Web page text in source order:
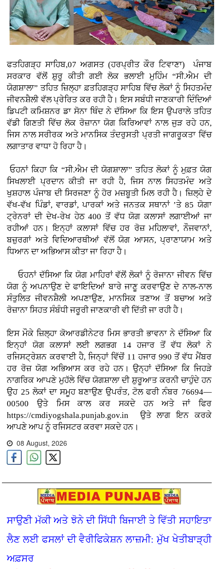
ਫਤਹਿਗੜ੍ਹ ਸਾਹਿਬ,07 ਅਗਸਤ (ਹਰਪ੍ਰੀਤ ਕੌਰ ਟਿਵਾਣਾ)
ਪੰਜਾਬ
ਸਰਕਾਰ ਵੱਲੋਂ ਸ਼ੁਰੂ ਕੀਤੀ ਗਈ ਲੋਕ ਭਲਾਈ ਮੁਹਿੰਮ “ਸੀ.ਐਮ ਦੀ
ਯੋਗਸ਼ਾਲਾ” ਤਹਿਤ ਜ਼ਿਲ੍ਹਾ ਫ਼ਤਹਿਗੜ੍ਹ ਸਾਹਿਬ ਵਿੱਚ ਲੋਕਾਂ ਨੂੰ ਸਿਹਤਮੰਦ
ਜੀਵਨਸ਼ੈਲੀ ਵੱਲ ਪ੍ਰੇਰਿਤ ਕਰ ਰਹੀ ਹੈ। ਇਸ ਸਬੰਧੀ ਜਾਣਕਾਰੀ ਦਿੰਦਿਆਂ
ਡਿਪਟੀ ਕਮਿਸ਼ਨਰ ਡਾ ਸੋਨਾ ਥਿੰਦ ਨੇ ਦੱਸਿਆ ਕਿ ਇਸ ਉਪਰਾਲੇ ਤਹਿਤ
ਵੱਡੀ ਗਿਣਤੀ ਵਿੱਚ ਲੋਕ ਰੋਜ਼ਾਨਾ ਯੋਗ ਕਿਰਿਆਵਾਂ ਨਾਲ ਜੁੜ ਰਹੇ ਹਨ,
ਜਿਸ ਨਾਲ ਸਰੀਰਕ ਅਤੇ ਮਾਨਸਿਕ ਤੰਦਰੁਸਤੀ ਪ੍ਰਤੀ ਜਾਗਰੂਕਤਾ ਵਿੱਚ
ਲਗਾਤਾਰ ਵਾਧਾ ਹੋ ਰਿਹਾ ਹੈ।
ਓਹਨਾਂ ਕਿਹਾ ਕਿ “ਸੀ.ਐਮ ਦੀ ਯੋਗਸ਼ਾਲਾ” ਤਹਿਤ ਲੋਕਾਂ ਨੂੰ ਮੁਫ਼ਤ ਯੋਗ
ਸਿਖਲਾਈ ਪ੍ਰਦਾਨ ਕੀਤੀ ਜਾ ਰਹੀ ਹੈ, ਜਿਸ ਨਾਲ ਸਿਹਤਮੰਦ ਅਤੇ
ਖੁਸ਼ਹਾਲ ਪੰਜਾਬ ਦੀ ਸਿਰਜਣਾ ਨੂੰ ਹੋਰ ਮਜ਼ਬੂਤੀ ਮਿਲ ਰਹੀ ਹੈ। ਜ਼ਿਲ੍ਹੇ ਦੇ
ਵੱਖ-ਵੱਖ ਪਿੰਡਾਂ, ਵਾਰਡਾਂ, ਪਾਰਕਾਂ ਅਤੇ ਜਨਤਕ ਸਥਾਨਾਂ ’ਤੇ 85 ਯੋਗਾ
ਟ੍ਰੇਨਰਾਂ ਦੀ ਦੇਖ-ਰੇਖ ਹੇਠ 400 ਤੋਂ ਵੱਧ ਯੋਗ ਕਲਾਸਾਂ ਲਗਾਈਆਂ ਜਾ
ਰਹੀਆਂ ਹਨ। ਇਨ੍ਹਾਂ ਕਲਾਸਾਂ ਵਿੱਚ ਹਰ ਰੋਜ਼ ਮਹਿਲਾਵਾਂ, ਨੌਜਵਾਨਾਂ,
ਬਜ਼ੁਰਗਾਂ ਅਤੇ ਵਿਦਿਆਰਥੀਆਂ ਵੱਲੋਂ ਯੋਗ ਆਸਨ, ਪ੍ਰਾਣਾਯਾਮ ਅਤੇ
ਧਿਆਨ ਦਾ ਅਭਿਆਸ ਕੀਤਾ ਜਾ ਰਿਹਾ ਹੈ।
ਓਹਨਾਂ ਦੱਸਿਆ ਕਿ ਯੋਗ ਮਾਹਿਰਾਂ ਵੱਲੋਂ ਲੋਕਾਂ ਨੂੰ ਰੋਜਾਨਾ ਜੀਵਨ ਵਿੱਚ
ਯੋਗ ਨੂੰ ਅਪਨਾਉਣ ਦੇ ਫਾਇਦਿਆਂ ਬਾਰੇ ਜਾਣੂ ਕਰਵਾਉਣ ਦੇ ਨਾਲ-ਨਾਲ
ਸੰਤੁਲਿਤ ਜੀਵਨਸ਼ੈਲੀ ਅਪਣਾਉਣ, ਮਾਨਸਿਕ ਤਣਾਅ ਤੋਂ ਬਚਾਅ ਅਤੇ
ਰੋਜ਼ਾਨਾ ਸਿਹਤ ਸੰਬੰਧੀ ਜਰੂਰੀ ਜਾਣਕਾਰੀ ਵੀ ਦਿੱਤੀ ਜਾ ਰਹੀ ਹੈ।
ਇਸ ਮੌਕੇ ਜ਼ਿਲ੍ਹਾ ਕੋਆਰਡੀਨੇਟਰ ਮਿਸ ਭਾਰਤੀ ਭਾਵਨਾ ਨੇ ਦੱਸਿਆ ਕਿ
ਇਨ੍ਹਾਂ ਯੋਗ ਕਲਾਸਾਂ ਲਈ ਲਗਭਗ 14 ਹਜਾਰ ਤੋਂ ਵੱਧ ਲੋਕਾਂ ਨੇ
ਰਜਿਸਟ੍ਰੇਸ਼ਨ ਕਰਵਾਈ ਹੈ, ਜਿਨ੍ਹਾਂ ਵਿੱਚੋਂ 11 ਹਜਾਰ 990 ਤੋਂ ਵੱਧ ਮੈਂਬਰ
ਹਰ ਰੋਜ਼ ਯੋਗ ਅਭਿਆਸ ਕਰ ਰਹੇ ਹਨ। ਉਨ੍ਹਾਂ ਦੱਸਿਆ ਕਿ ਜਿਹੜੇ
ਨਾਗਰਿਕ ਆਪਣੇ ਮੁਹੱਲੇ ਵਿੱਚ ਯੋਗਸ਼ਾਲਾ ਦੀ ਸ਼ੁਰੂਆਤ ਕਰਨੀ ਚਾਹੁੰਦੇ ਹਨ
ਉਹ 25 ਲੋਕਾਂ ਦਾ ਸਮੂਹ ਬਣਾਉਣ ਉਪਰੰਤ, ਟੋਲ ਫਰੀ ਨੰਬਰ 76694—
00500 ਉਤੇ ਮਿਸ ਕਾਲ ਕਰ ਸਕਦੇ ਹਨ ਅਤੇ ਜਾਂ ਫਿਰ
https://cmdiyogshala.punjab.gov.in ਉਤੇ ਲਾਗ ਇਨ ਕਰਕੇ
ਆਪਣੇ ਆਪ ਨੂੰ ਰਜਿਸਟਰ ਕਰਵਾ ਸਕਦੇ ਹਨ।
08 August, 2026
ਸਾਉਣੀ ਮੱਕੀ ਅਤੇ ਝੋਨੇ ਦੀ ਸਿੱਧੀ ਬਿਜਾਈ ਤੇ ਵਿੱਤੀ ਸਹਾਇਤਾ
ਲੈਣ ਲਈ ਫਸਲਾਂ ਦੀ ਵੈਰੀਫਿਕੇਸ਼ਨ ਲਾਜ਼ਮੀ: ਮੁੱਖ ਖੇਤੀਬਾੜ੍ਹੀ
ਅਫ਼ਸਰ